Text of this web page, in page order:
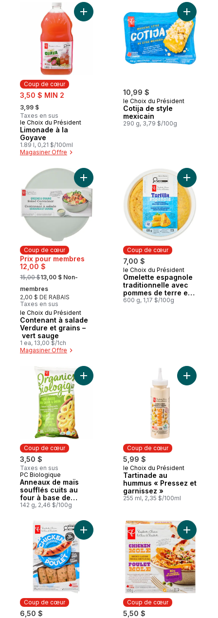
Coup de cœur
sale:
3,50 $ MIN 2
, formerly:
3,99 $
Taxes en sus
Coup de cœur
le Choix du Président
Limonade à la
Goyave
1.89 l, 0,21 $/100ml
Magasiner Offre
Ajouter Limonade à la Goyave au panier
10,99 $
le Choix du Président
Cotija de style
mexicain
290 g, 3,79 $/100g
Ajouter
Coup de cœur
Prix pour membres
12,00 $
, formerly:
15,00 $13,00 $ Non-
membres
2,00 $ DE RABAIS
Taxes en sus
Coup de cœur
le Choix du Président
Contenant à salade
Verdure et grains –
vert sauge
1 ea, 13,00 $/1ch
Magasiner Offre
Ajouter Contenant à salade Verdure et
Coup de cœur
7,00 $
Coup de cœur
le Choix du Président
Omelette espagnole
traditionnelle avec
pommes de terre et
oignons
600 g, 1,17 $/100g
Ajouter
Coup de cœur
3,50 $
Taxes en sus
Coup de cœur
PC Biologique
Anneaux de maïs
soufflés cuits au
four à base de
plantes, saveur
oignon
142 g, 2,46 $/100g
Ajouter Anneaux de maïs soufflés cuits
Coup de cœur
5,99 $
Coup de cœur
le Choix du Président
Tartinade au
hummus « Pressez et
garnissez »
255 ml, 2,35 $/100ml
Ajouter
Coup de cœur
6,50 $
Ajouter Saucisses de poulet fumées
Coup de cœur
5,50 $
Ajouter